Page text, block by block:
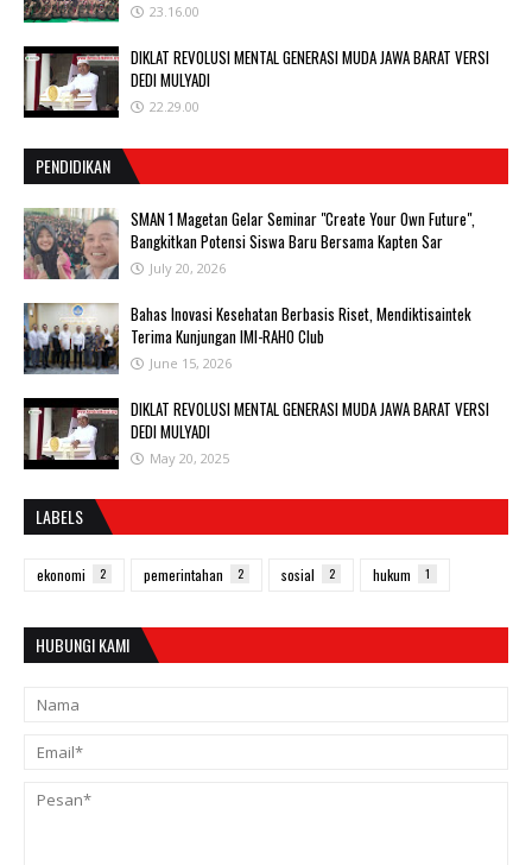
23.16.00
DIKLAT REVOLUSI MENTAL GENERASI MUDA JAWA BARAT VERSI
DEDI MULYADI
22.29.00
PENDIDIKAN
SMAN 1 Magetan Gelar Seminar "Create Your Own Future",
Bangkitkan Potensi Siswa Baru Bersama Kapten Sar
July 20, 2026
Bahas Inovasi Kesehatan Berbasis Riset, Mendiktisaintek
Terima Kunjungan IMI-RAHO Club
June 15, 2026
DIKLAT REVOLUSI MENTAL GENERASI MUDA JAWA BARAT VERSI
DEDI MULYADI
May 20, 2025
LABELS
ekonomi 2 pemerintahan 2 sosial 2 hukum 1
HUBUNGI KAMI